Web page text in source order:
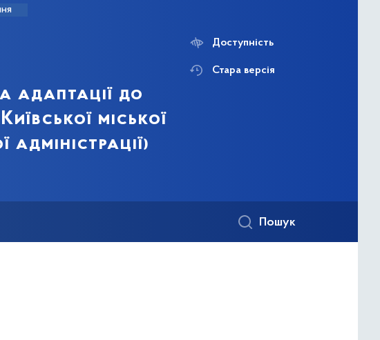
адаптації до
міської
адміністрації)
Доступність
Стара версія
Пошук